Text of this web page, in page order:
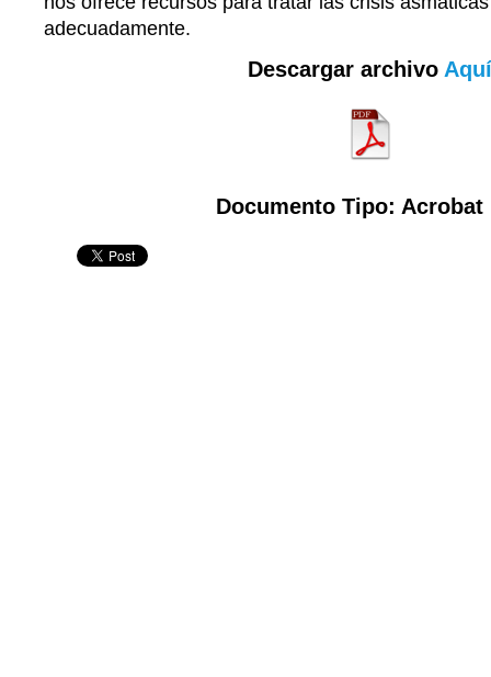
adecuadamente.
Descargar archivo Aquí
Documento Tipo: Acrobat